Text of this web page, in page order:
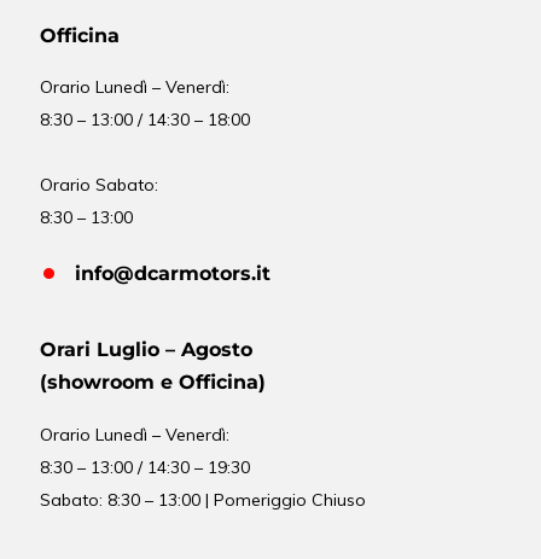
Officina
OrarioLunedì – Venerdì:
8:30 – 13:00 / 14:30 – 18:00
Orario Sabato:
8:30 – 13:00
info@dcarmotors.it
Orari Luglio – Agosto
(showroom e Officina)
OrarioLunedì – Venerdì:
8:30 – 13:00 / 14:30 – 19:30
Sabato: 8:30 – 13:00 | Pomeriggio Chiuso